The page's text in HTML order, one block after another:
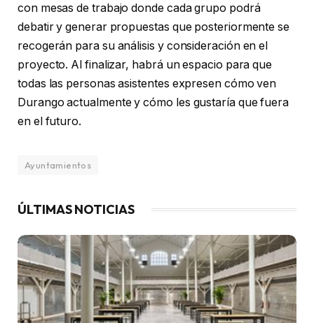
con mesas de trabajo donde cada grupo podrá
debatir y generar propuestas que posteriormente se
recogerán para su análisis y consideración en el
proyecto. Al finalizar, habrá un espacio para que
todas las personas asistentes expresen cómo ven
Durango actualmente y cómo les gustaría que fuera
en el futuro.
Ayuntamientos
ÚLTIMAS NOTICIAS